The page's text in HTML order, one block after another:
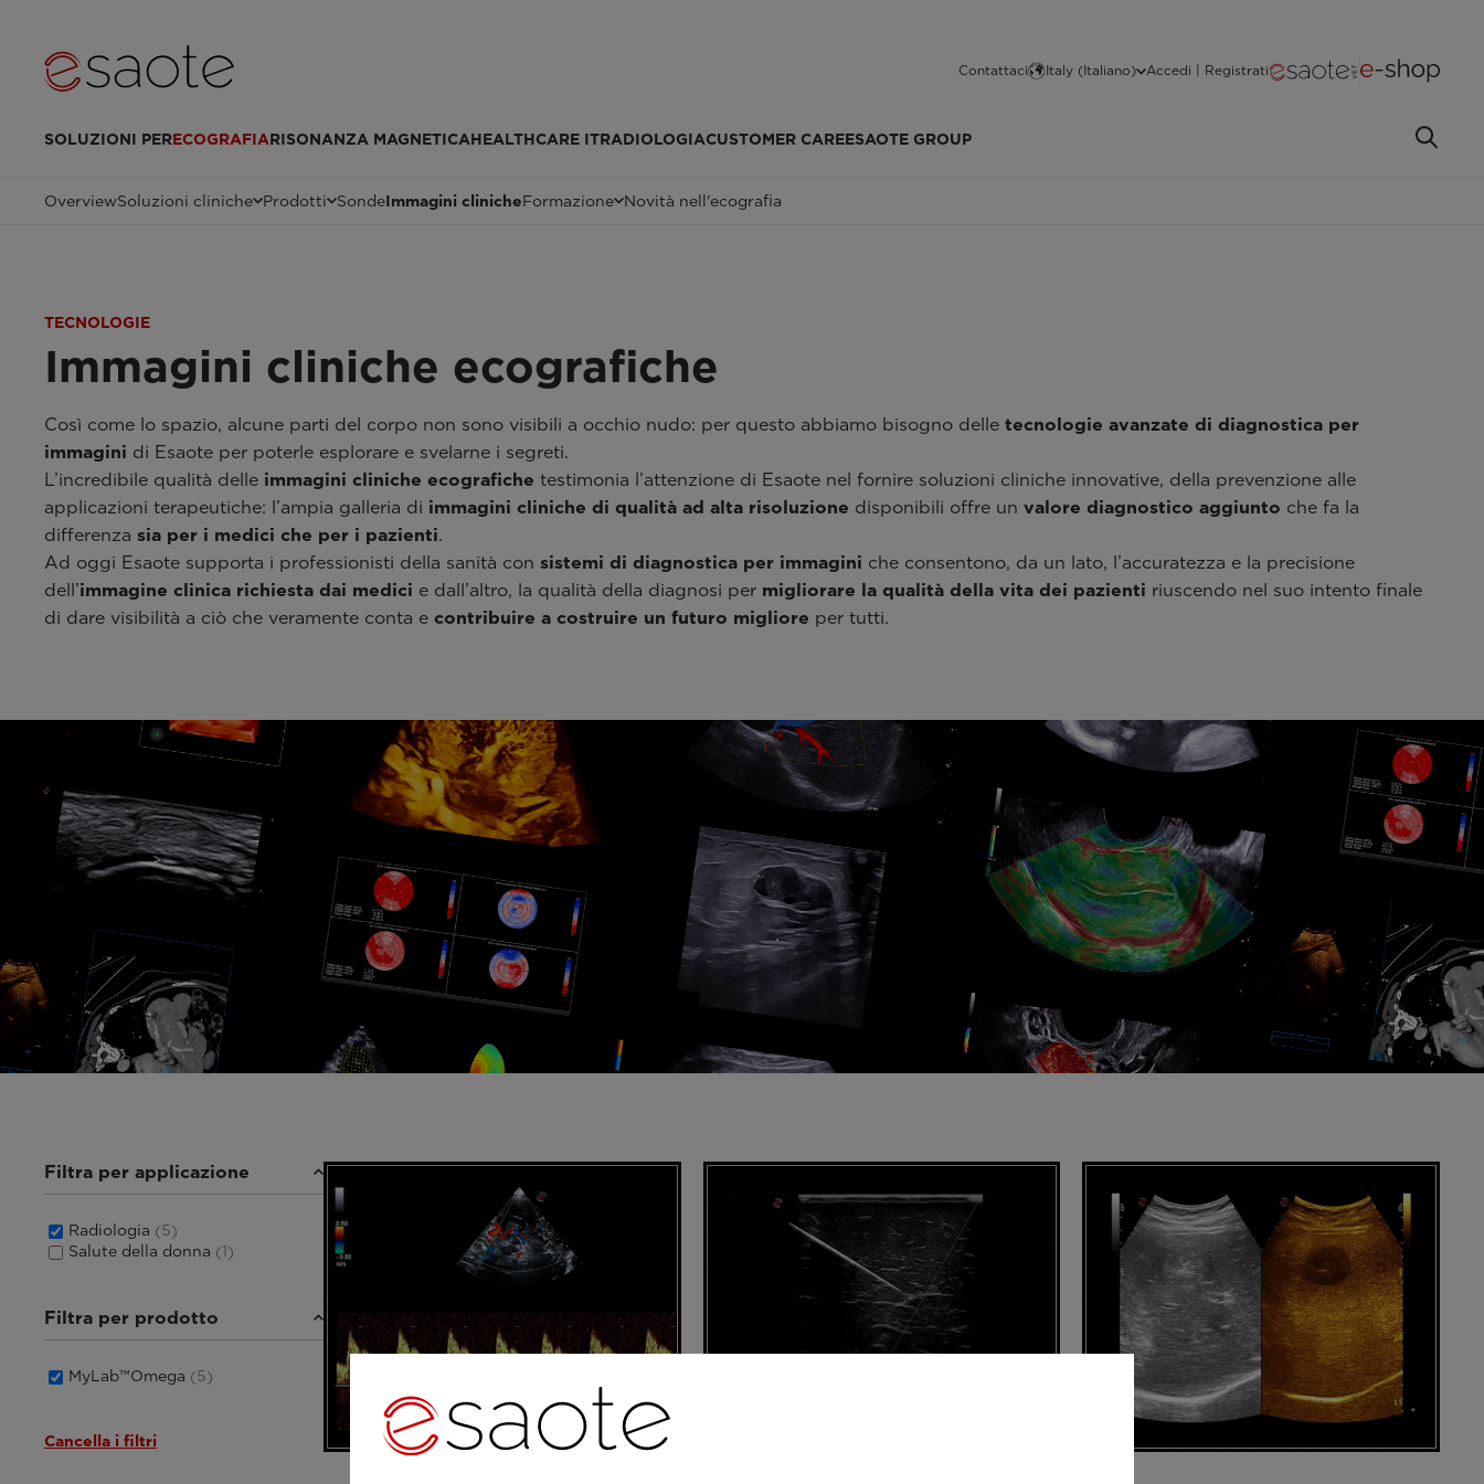
Contattaci Italy (Italiano) Accedi | Registrati
SOLUZIONI PERECOGRAFIARISONANZA MAGNETICAHEALTHCARE ITRADIOLOGIACUSTOMER CAREESAOTE GROUP
OverviewSoluzioni cliniche Prodotti SondeImmagini clinicheFormazione Novità nell'ecografia
TECNOLOGIE
Immagini cliniche ecografiche
Così come lo spazio, alcune parti del corpo non sono visibili a occhio nudo: per questo abbiamo bisogno delle tecnologie avanzate di diagnostica per
immagini di Esaote per poterle esplorare e svelarne i segreti.
L’incredibile qualità delle immagini cliniche ecografiche testimonia l’attenzione di Esaote nel fornire soluzioni cliniche innovative, della prevenzione alle
applicazioni terapeutiche: l’ampia galleria di immagini cliniche di qualità ad alta risoluzione disponibili offre un valore diagnostico aggiunto che fa la
differenza sia per i medici che per i pazienti.
Ad oggi Esaote supporta i professionisti della sanità con sistemi di diagnostica per immagini che consentono, da un lato, l’accuratezza e la precisione
dell’immagine clinica richiesta dai medici e dall’altro, la qualità della diagnosi per migliorare la qualità della vita dei pazienti riuscendo nel suo intento finale
di dare visibilità a ciò che veramente conta e contribuire a costruire un futuro migliore per tutti.
Filtra per applicazione
Radiologia (5)
Salute della donna (1)
Filtra per prodotto
MyLab™Omega (5)
Cancella i filtri